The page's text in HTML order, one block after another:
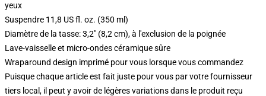
yeux
Suspendre 11,8 US fl. oz. (350 ml)
Diamètre de la tasse: 3,2" (8,2 cm), à l'exclusion de la poignée
Lave-vaisselle et micro-ondes céramique sûre
Wraparound design imprimé pour vous lorsque vous commandez
Puisque chaque article est fait juste pour vous par votre fournisseur
tiers local, il peut y avoir de légères variations dans le produit reçu